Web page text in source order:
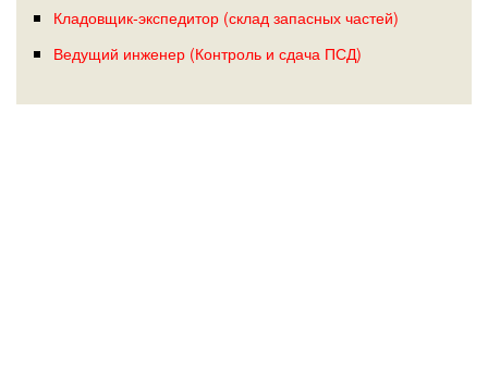
Кладовщик-экспедитор (склад запасных частей)
Ведущий инженер (Контроль и сдача ПСД)